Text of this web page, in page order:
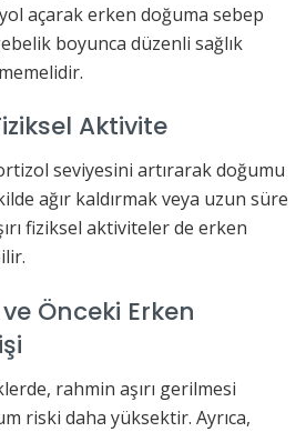
açarak erken doğuma sebep
boyunca düzenli sağlık
Aktivite
seviyesini artırarak doğumu
ağır kaldırmak veya uzun süre
fiziksel aktiviteler de erken
Önceki Erken
rahmin aşırı gerilmesi
riski daha yüksektir. Ayrıca,